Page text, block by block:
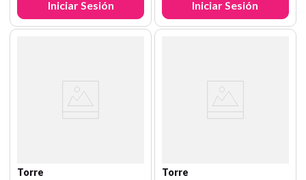
Iniciar Sesión
Iniciar Sesión
Torre Torre